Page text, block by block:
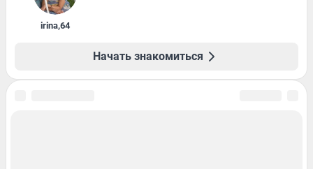
irina,64
Начать знакомиться